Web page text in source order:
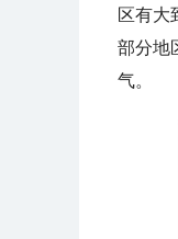
区有大
部分地
气。